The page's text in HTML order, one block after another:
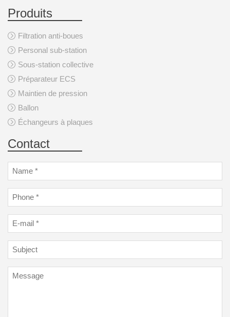
Produits
Filtration anti-boues
Personal sub-station
Sous-station collective
Préparateur ECS
Maintien de pression
Ballon
Échangeurs à plaques
Contact